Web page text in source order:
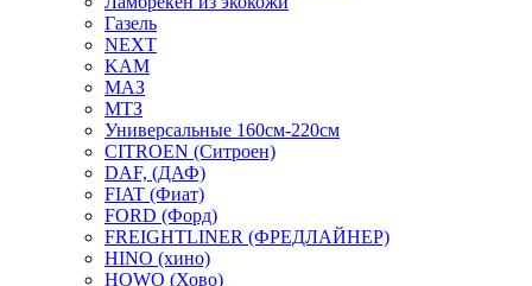
Газель
NEXT
KAM
МАЗ
МТЗ
Универсальные 160см-220см
CITROEN (Ситроен)
DAF, (ДАФ)
FIAT (Фиат)
FORD (Форд)
FREIGHTLINER (ФРЕДЛАЙНЕР)
HINO (хино)
HOWO (Хово)